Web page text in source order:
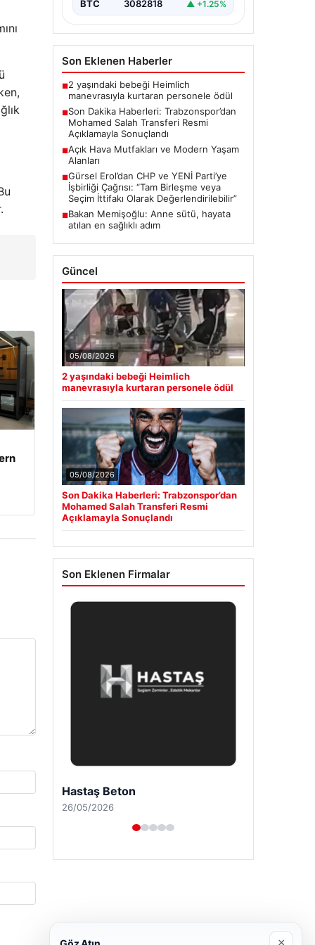
BTC 3082818 ▲ +1.25%
Son Eklenen Haberler
■2 yaşındaki bebeği Heimlich
manevrasıyla kurtaran personele ödül
■Son Dakika Haberleri: Trabzonspor’dan
Mohamed Salah Transferi Resmi
Açıklamayla Sonuçlandı
■Açık Hava Mutfakları ve Modern Yaşam
Alanları
■Gürsel Erol’dan CHP ve YENİ Parti’ye
İşbirliği Çağrısı: “Tam Birleşme veya
Seçim İttifakı Olarak Değerlendirilebilir”
■Bakan Memişoğlu: Anne sütü, hayata
atılan en sağlıklı adım
Güncel
05/08/2026
2 yaşındaki bebeği Heimlich
manevrasıyla kurtaran personele ödül
05/08/2026
Son Dakika Haberleri: Trabzonspor’dan
Mohamed Salah Transferi Resmi
Açıklamayla Sonuçlandı
Son Eklenen Firmalar
Enes Kaplan Avukatlık Bürosu
28/04/2026